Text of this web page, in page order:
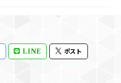
LINE ポスト